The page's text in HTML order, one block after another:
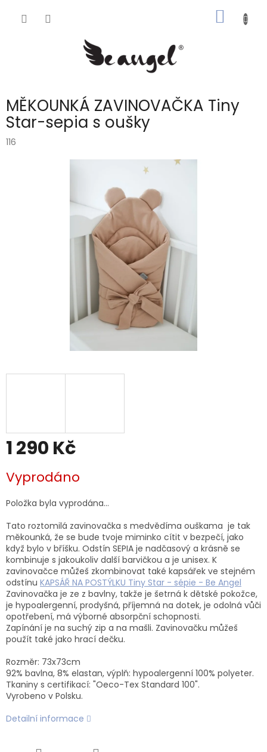
KOŠÍK
MĚKOUNKÁ ZAVINOVAČKA Tiny
Star-sepia s oušky
116
1 290 Kč
cena:
Vyprodáno
Položka byla vyprodána…
Tato roztomilá zavinovačka s medvědíma ouškama je tak
měkounká, že se bude tvoje miminko cítit v bezpečí, jako
když bylo v bříšku. Odstín SEPIA je nadčasový a krásně se
kombinuje s jakoukoliv další barvičkou a je unisex. K
zavinovačce můžeš zkombinovat také kapsářek ve stejném
odstínu KAPSÁŘ NA POSTÝLKU Tiny Star - sépie - Be Angel
Zavinovačka je ze z bavlny, takže je šetrná k dětské pokožce,
je hypoalergenní, prodyšná, příjemná na dotek, je odolná vůči
opotřebení, má výborné absorpční schopnosti.
Zapínání je na suchý zip a na mašli. Zavinovačku můžeš
použít také jako hrací dečku.
Rozměr: 73x73cm
92% bavlna, 8% elastan, výplň: hypoalergenní 100% polyeter.
Tkaniny s certifikací: "Oeco-Tex Standard 100".
Vyrobeno v Polsku.
Detailní informace